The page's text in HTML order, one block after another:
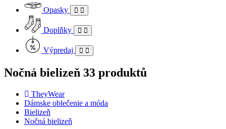
Opasky
Doplňky
Výpredaj
Nočná bielizeň 33 produktů
TheyWear
Dámske oblečenie a móda
Bielizeň
Nočná bielizeň